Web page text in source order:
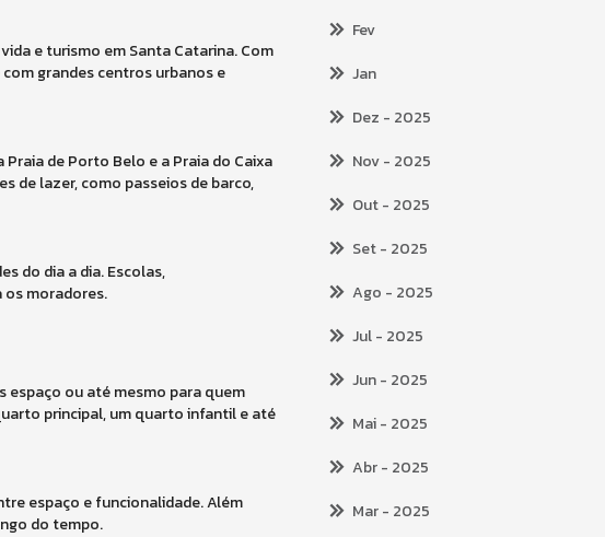
e turismo em Santa Catarina. Com
grandes centros urbanos e
de Porto Belo e a Praia do Caixa
de lazer, como passeios de barco,
do dia a dia. Escolas,
os moradores.
espaço ou até mesmo para quem
principal, um quarto infantil e até
espaço e funcionalidade. Além
do tempo.
Fev
Jan
Dez - 2025
Nov- 2025
Out- 2025
Set- 2025
Ago - 2025
Jul- 2025
Jun- 2025
Mai- 2025
Abr- 2025
Mar- 2025